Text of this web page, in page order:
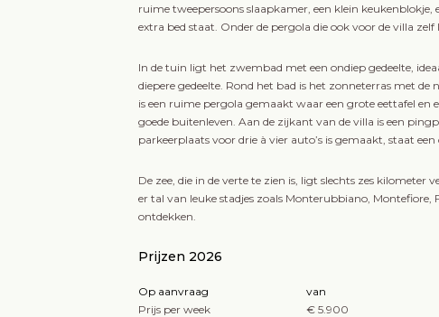
ruime tweepersoons slaapkamer, een klein
extra bed staat. Onder de pergola die ook voor de villa
In de tuin ligt het zwembad met een ondiep gedeelte,
diepere gedeelte. Rond het bad is het zonneterras met
is een ruime pergola gemaakt waar een grote eettafel
goede buitenleven. Aan de zijkant van de villa is een
parkeerplaats voor drie à vier auto’s is gemaakt, staat
De zee, die in de verte te zien is, ligt slechts zes
er tal van leuke stadjes zoals Monterubbiano,
ontdekken.
Prijzen 2026
Op aanvraag van
Prijs per week
€ 5.900